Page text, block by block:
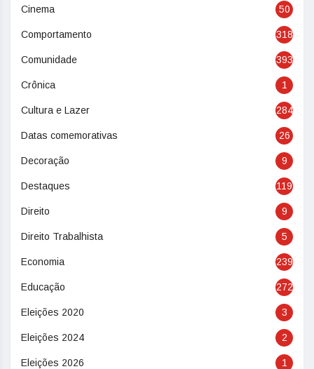
Cinema 50
Comportamento 318
Comunidade 393
Crônica 1
Cultura e Lazer 284
Datas comemorativas 26
Decoração 9
Destaques 119
Direito 9
Direito Trabalhista 5
Economia 239
Educação 272
Eleições 2020 3
Eleições 2024 2
Eleições 2026 1